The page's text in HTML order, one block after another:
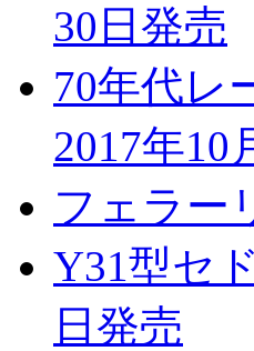
30日発売
70年代レ
2017年10
フェラー
Y31型セ
日発売